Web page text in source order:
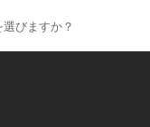
びますか？